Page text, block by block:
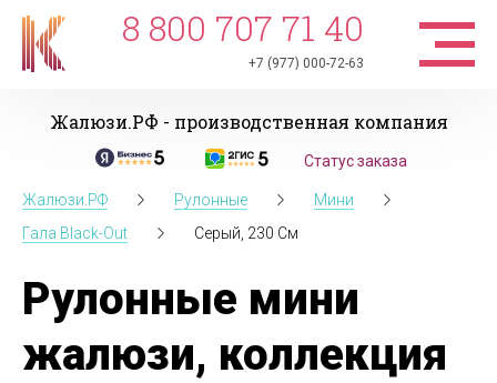
8 800 707 71 40
+7 (977) 000-72-63
Жалюзи.РФ - производственная компания
Статус заказа
Жалюзи.РФ Рулонные
Мини
Гала Black-Out
Серый, 230 См
Рулонные мини
жалюзи, коллекция